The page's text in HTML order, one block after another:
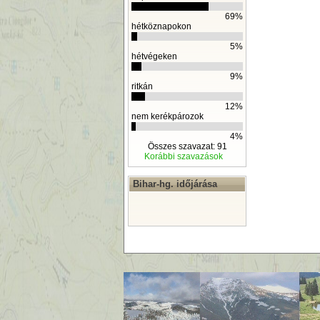
69%
hétköznapokon
5%
hétvégeken
9%
ritkán
12%
nem kerékpározok
4%
Összes szavazat: 91
Korábbi szavazások
Bihar-hg. időjárása